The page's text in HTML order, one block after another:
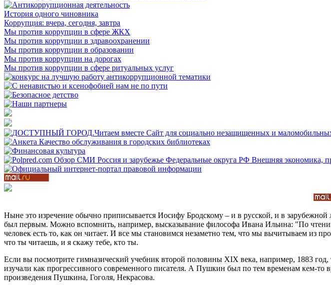
История одного чиновника
Коррупция: вчера, сегодня, завтра
Мы против коррупции в сфере ЖКХ
Мы против коррупции в здравоохранении
Мы против коррупции в образовании
Мы против коррупции на дорогах
Мы против коррупции в сфере ритуальных услуг
Ныне это изречение обычно приписывается Иосифу Бродскому – и в русской, и в
был первым. Можно вспомнить, например, высказывание философа Ивана Ильина: "По
человек есть то, как он читает. И все мы становимся незаметно тем, что мы вычитываем из
что ты читаешь, и я скажу тебе, кто ты.
Если вы посмотрите гимназический учебник второй половины ХΙХ века, например, 1883
изучали как прогрессивного современного писателя. А Пушкин был по тем временам кем-то
произведения Пушкина, Гоголя, Некрасова.